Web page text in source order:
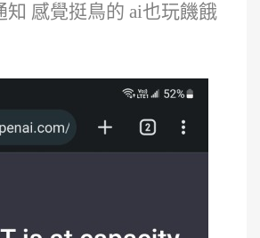
知 感覺挺鳥的 ai也玩饑餓